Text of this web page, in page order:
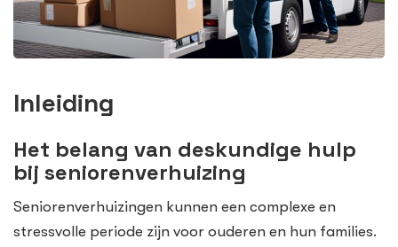
Inleiding
Het belang van deskundige hulp
bij seniorenverhuizing
Seniorenverhuizingen kunnen een complexe en
stressvolle periode zijn voor ouderen en hun families.